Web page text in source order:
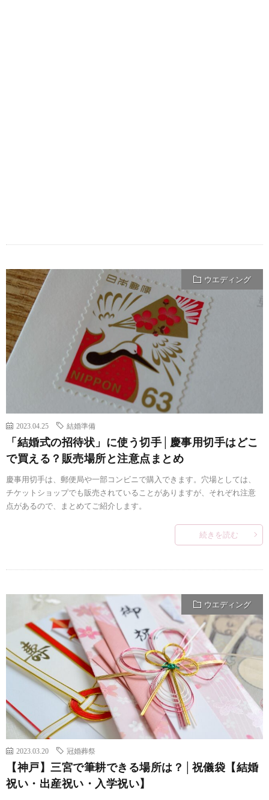
ウエディング
2023.04.25 結婚準備
「結婚式の招待状」に使う切手│慶事用切手はどこ
で買える？販売場所と注意点まとめ
慶事用切手は、郵便局や一部コンビニで購入できます。穴場としては、
チケットショップでも販売されていることがありますが、それぞれ注意
点があるので、まとめてご紹介します。
続きを読む
ウエディング
2023.03.20 冠婚葬祭
【神戸】三宮で筆耕できる場所は？│祝儀袋【結婚
祝い・出産祝い・入学祝い】